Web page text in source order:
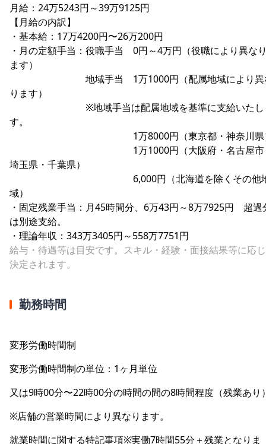
月給：24万5243円～39万9125円
【月給の内訳】
・基本給：17万4200円〜26万200円
・月の定額手当：役職手当 0円～4万円（役職により異な
ます）
地域手当 1万1000円（配属地域により異
ります）
※地域手当は配属地域を基準に支給いたし
す。
1万8000円（東京都・神奈川県
1万1000円（大阪府・名古屋市
埼玉県・千葉県）
6,000円（北海道を除くその他
域）
・固定残業手当：月45時間分、6万43円～8万7925円 超過
は別途支給。
・理論年収：343万3405円～558万7751円
給与・待遇等は目安です。スキル・経験・面接結果等に応
決定されます。
勤務時間
変形労働時間制
変形労働時間制の単位：1ヶ月単位
又は9時00分〜22時00分の時間の間の8時間程度（残業あり
※店舗の営業時間により異なります。
就業時間に関する特記事項※実働7時間55分＋残業となりま